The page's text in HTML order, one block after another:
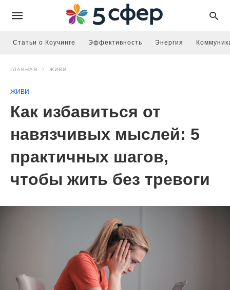
Статьи о Коучинге Эффективность Энергия
ГЛАВНАЯ ЖИВИ
ЖИВИ
Как избавиться от
навязчивых мыслей: 5
практичных шагов,
чтобы жить без тревоги